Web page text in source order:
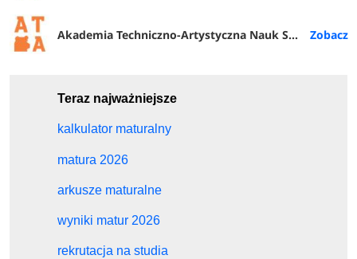
Akademia Techniczno-Artystyczna Nauk Stosowanych w Warszawie
Teraz najważniejsze
kalkulator maturalny
matura 2026
arkusze maturalne
wyniki matur 2026
rekrutacja na studia